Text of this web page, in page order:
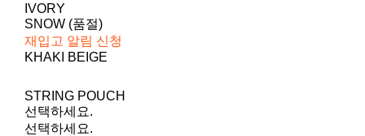
IVORY
SNOW (품절)
재입고 알림 신청
KHAKI BEIGE
STRING POUCH
선택하세요.
선택하세요.